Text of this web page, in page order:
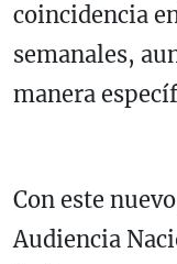
coincidencia
semanales,
manera
Con este
Audiencia